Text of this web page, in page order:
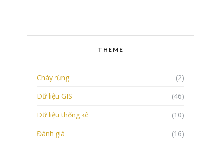
THEME
Cháy rừng
(2)
Dữ liệu GIS
(46)
Dữ liệu thống kê
(10)
Đánh giá
(16)